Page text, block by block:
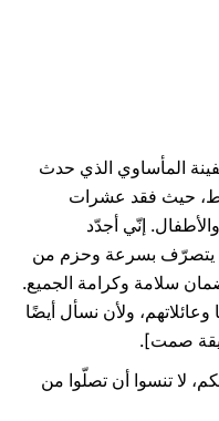
المأساوي الذي حدث
حيث فقد عشرات
إنّي أجدّد
يتصرّف بسرعة وحزم من
سلامة وكرامة الجميع.
ولأن نسأل أيضًا
صمت].
لا تنسوا أن تصلّوا من